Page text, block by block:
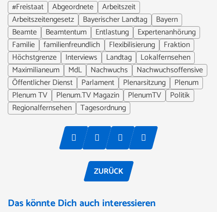
#Freistaat
Abgeordnete
Arbeitszeit
Arbeitszeitengesetz
Bayerischer Landtag
Bayern
Beamte
Beamtentum Entlastung
Expertenanhörung
Familie
familienfreundlich Flexibilisierung
Fraktion
Höchstgrenze
Interviews Landtag
Lokalfernsehen
Maximilianeum
MdL Nachwuchs
Nachwuchsoffensive
Öffentlicher Dienst
Parlament Plenarsitzung
Plenum
Plenum TV
Plenum.TV Magazin PlenumTV
Politik
Regionalfernsehen
Tagesordnung
ZURÜCK
Das könnte Dich auch interessieren